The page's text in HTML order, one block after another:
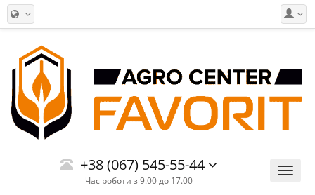
Меню
+38 (067) 545-55-44
Час роботи з 9.00 до 17.00